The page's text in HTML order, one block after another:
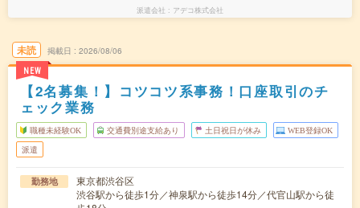
派遣会社 アデコ株式会社
未読
NEW
掲載日 2026/08/06
【2名募集！】コツコツ系事務！口座取引のチ
ェック業務
職種未経験OK 交通費別途支給あり 土日祝日が休み WEB登録OK
派遣
勤務地
東京都渋谷区
渋谷駅から徒歩1分／神泉駅から徒歩14分／代官山駅から徒